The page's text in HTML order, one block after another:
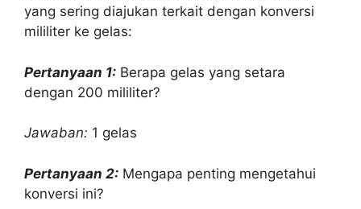
yang sering diajukan terkait dengan konversi
mililiter ke gelas:
Pertanyaan 1: Berapa gelas yang setara
dengan 200 mililiter?
Jawaban: 1 gelas
Pertanyaan 2: Mengapa penting mengetahui
konversi ini?